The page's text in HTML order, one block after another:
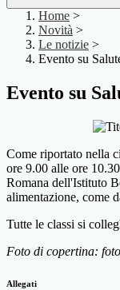
Home >
Novità >
Le notizie >
Evento su
Evento su
Come riportato nella
ore 9.00 alle ore
Romana dell'Istituto
alimentazione, come
Tutte le classi si
Foto di copertina:
Allegati